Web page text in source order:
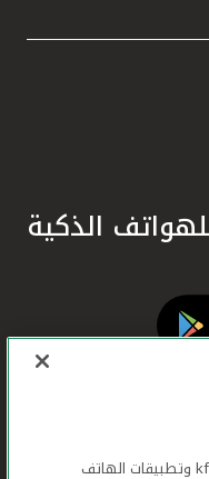
عندما تستخدم ,kfh.com, kfhonline.com وتطبيقات الهاتف